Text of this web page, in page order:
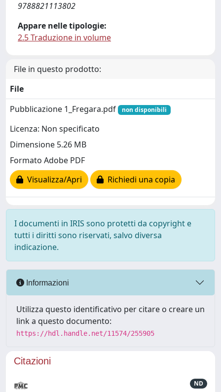
9788821113802
Appare nelle tipologie:
2.5 Traduzione in volume
File in questo prodotto:
File
Pubblicazione 1_Fregara.pdf
non disponibili
Licenza: Non specificato
Dimensione 5.26 MB
Formato Adobe PDF
Visualizza/Apri
Richiedi una copia
I documenti in IRIS sono protetti da copyright e
tutti i diritti sono riservati, salvo diversa
indicazione.
Informazioni
Utilizza questo identificativo per citare o creare un
link a questo documento:
https://hdl.handle.net/11574/255905
Citazioni
ND